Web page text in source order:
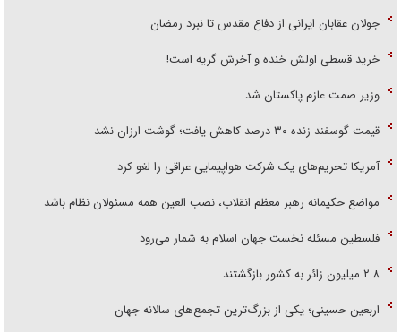
جولان عقابان ایرانی از دفاع مقدس تا نبرد رمضان
خرید قسطی اولش خنده و آخرش گریه است!
وزیر صمت عازم پاکستان شد
قیمت گوسفند زنده ۳۰ درصد کاهش یافت؛ گوشت ارزان نشد
آمریکا تحریم‌های یک شرکت هواپیمایی عراقی را لغو کرد
مواضع حکیمانه رهبر معظم انقلاب، نصب العین همه مسئولان نظام باشد
فلسطین مسئله نخست جهان اسلام به شمار می‌رود
۲.۸ میلیون زائر به کشور بازگشتند
اربعین حسینی؛ یکی از بزرگ‌ترین تجمع‌های سالانه جهان